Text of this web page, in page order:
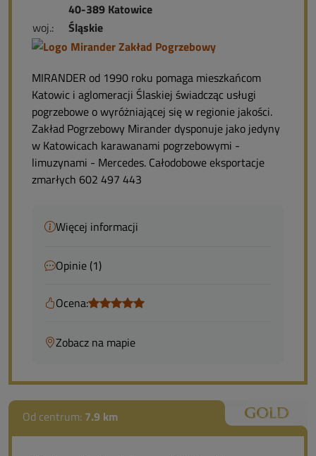
40-389 Katowice
woj.:
Śląskie
MIRANDER od 1990 roku pomaga mieszkańcom
Katowic i aglomeracji Ślaskiej świadcząc usługi
pogrzebowe o wyróżniającej się w regionie jakości.
Zakład Pogrzebowy Mirander dysponuje jako jedyny
w Katowicach karawanami pogrzebowymi -
limuzynami - Mercedes. Całodobowe eksportacje
zmarłych 602 497 443
Więcej informacji
Opinie (1)
Ocena:
Zobacz na mapie
Od centrum: 7.9 km